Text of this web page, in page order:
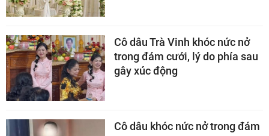
Cô dâu Trà Vinh khóc nức nở
trong đám cưới, lý do phía sau
gây xúc động
Cô dâu khóc nức nở trong đám